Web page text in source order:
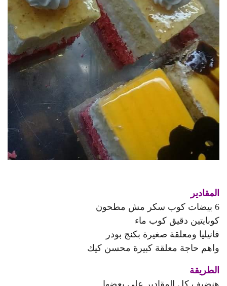
المقادير
6 بيضات كوب سكر مش مطحون
كوبايتين دقيق كوب ماء
فانيليا ومعلقة صغيرة بكنج بودر
واهم حاجة معلقة كبيرة محسن كيك
الطريقة